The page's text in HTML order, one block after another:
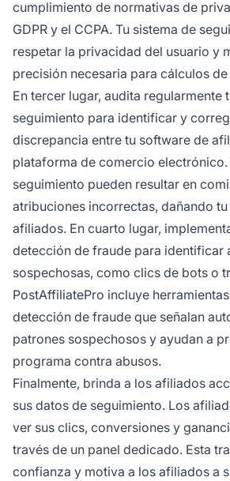
cumplimiento de normativas de
GDPR y el CCPA. Tu sistema de
respetar la privacidad del usuario y
precisión necesaria para cálculos
En tercer lugar, audita regularmente
seguimiento para identificar y
discrepancia entre tu software de
plataforma de comercio
seguimiento pueden resultar en
atribuciones incorrectas, dañando
afiliados. En cuarto lugar,
detección de fraude para identificar
sospechosas, como clics de bots o
PostAffiliatePro incluye
detección de fraude que señalan
patrones sospechosos y ayudan a
programa contra abusos.
Finalmente, brinda a los afiliados
sus datos de seguimiento. Los
ver sus clics, conversiones y
través de un panel dedicado. Esta
confianza y motiva a los afiliados a